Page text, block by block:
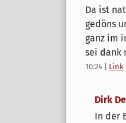
Da ist
gedöns
ganz im
sei dank
10:24 Link
Dirk
In der